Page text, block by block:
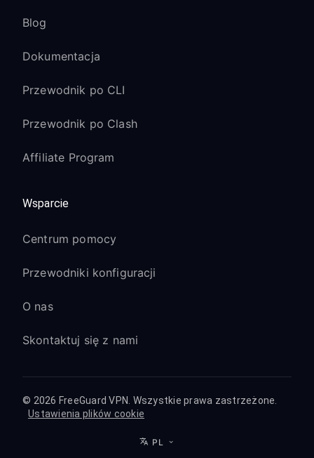
Blog
Dokumentacja
Przewodnik po CLI
Przewodnik po Clash
Affiliate Program
Wsparcie
Centrum pomocy
Przewodniki konfiguracji
O nas
Skontaktuj się z nami
© 2026 FreeGuard VPN. Wszystkie prawa zastrzeżone.
Ustawienia plików cookie
PL